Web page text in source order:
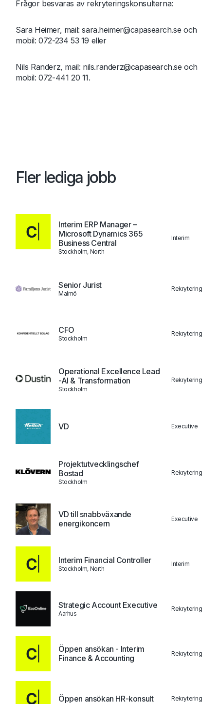
Frågor besvaras av rekryteringskonsulterna:
Sara Heimer, mail: sara.heimer@capasearch.se och
mobil: 072-234 53 19 eller
Nils Randerz, mail: nils.randerz@capasearch.se och
mobil: 072-441 20 11.
Fler lediga jobb
Interim ERP Manager –
Microsoft Dynamics 365
Business Central
Stockholm, North
Interim
Senior Jurist
Malmö
Rekrytering
CFO
Stockholm
Rekrytering
Operational Excellence Lead
-AI & Transformation
Stockholm
Rekrytering
VD Executive
Projektutvecklingschef
Bostad
Stockholm
Rekrytering
VD till snabbväxande
energikoncern
Executive
Interim Financial Controller
Stockholm, North
Interim
Strategic Account Executive
Aarhus
Rekrytering
Öppen ansökan - Interim
Finance & Accounting
Rekrytering
Öppen ansökan HR-konsult Rekrytering